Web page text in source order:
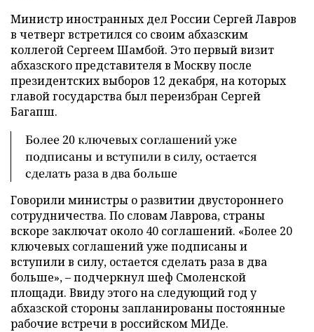
Министр иностранных дел России Сергей Лавров
в четверг встретился со своим абхазским
коллегой Сергеем Шамбой. Это первый визит
абхазского представителя в Москву после
президентских выборов 12 декабря, на которых
главой государства был переизбран Сергей
Багапш.
Более 20 ключевых соглашений уже
подписаны и вступили в силу, остается
сделать раза в два больше
Говорили министры о развитии двустороннего
сотрудничества. По словам Лаврова, страны
вскоре заключат около 40 соглашений. «Более 20
ключевых соглашений уже подписаны и
вступили в силу, остается сделать раза в два
больше», – подчеркнул шеф Смоленской
площади. Ввиду этого на следующий год у
абхазской стороны запланированы постоянные
рабочие встречи в российском МИДе.